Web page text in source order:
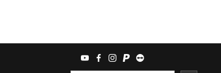
youtubefacebook
instagram
paypalteamviewer